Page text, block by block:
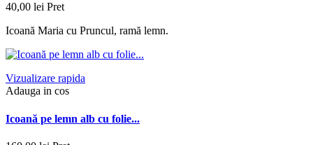
40,00 lei Pret
Icoană Maria cu Pruncul, ramă lemn.
Vizualizare rapida
Adauga in cos
Icoană pe lemn alb cu folie...